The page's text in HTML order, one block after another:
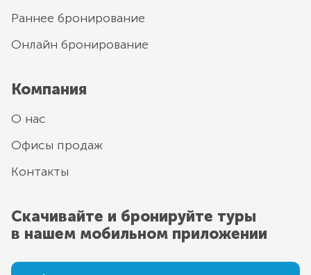
Раннее бронирование
Онлайн бронирование
Компания
О нас
Офисы продаж
Контакты
Скачивайте и бронируйте туры
в нашем мобильном приложении